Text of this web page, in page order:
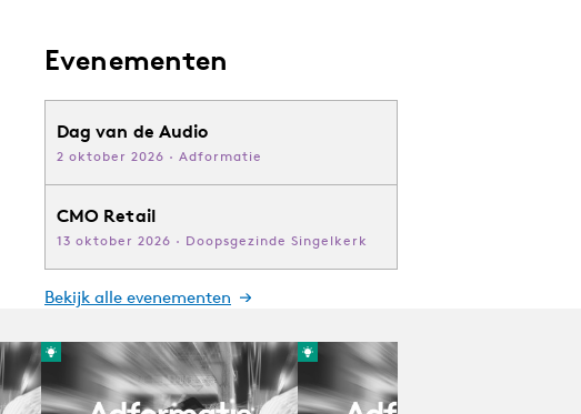
Evenementen
Dag van de Audio
2 oktober 2026 · Adformatie
CMO Retail
13 oktober 2026 · Doopsgezinde Singelkerk
Bekijk alle evenementen